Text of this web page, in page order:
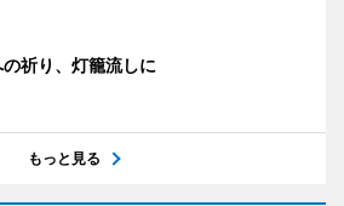
祈り、灯籠流しに
もっと見る